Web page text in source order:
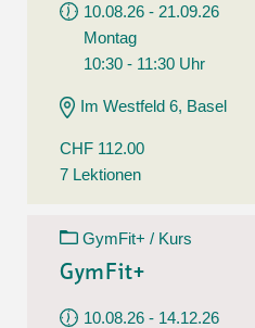
10.08.26 - 21.09.26
Montag
10:30 - 11:30 Uhr
Im Westfeld 6, Basel
CHF 112.00
7 Lektionen
GymFit+ / Kurs
GymFit+
10.08.26 - 14.12.26